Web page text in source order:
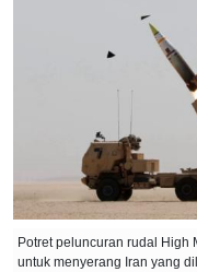
Potret peluncuran rudal High
untuk menyerang Iran yang